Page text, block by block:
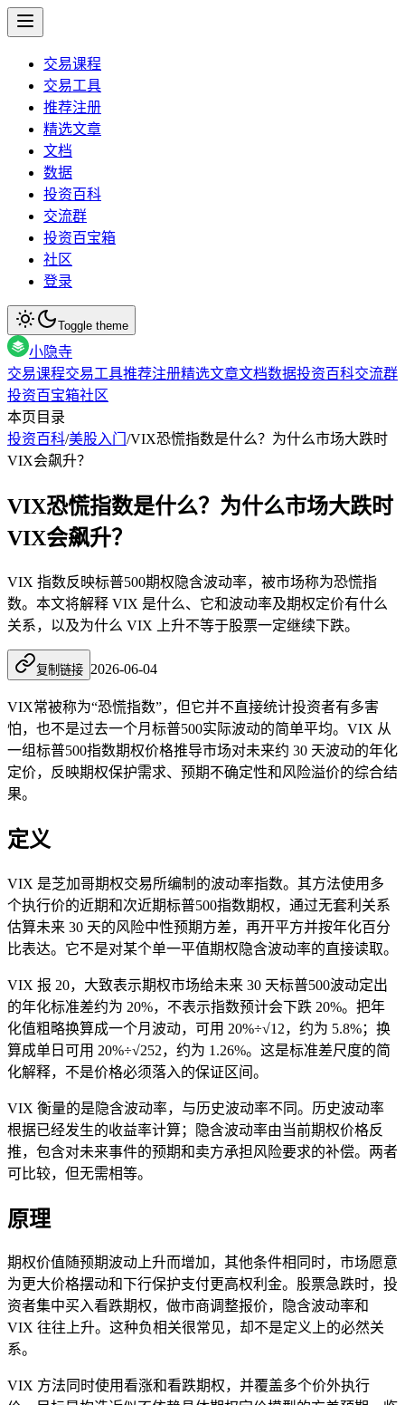
交易课程
交易工具
推荐注册
精选文章
文档
数据
投资百科
交流群
投资百宝箱
社区
登录
Toggle theme
小隐寺
交易课程交易工具推荐注册精选文章文档数据投资百科交流群
投资百宝箱社区
本页目录
投资百科/美股入门 /VIX恐慌指数是什么？为什么市场大跌时
VIX会飙升？
VIX恐慌指数是什么？为什么市场大跌时
VIX会飙升？
VIX 指数反映标普500期权隐含波动率，被市场称为恐慌指
数。本文将解释 VIX 是什么、它和波动率及期权定价有什么
关系，以及为什么 VIX 上升不等于股票一定继续下跌。
复制链接 2026-06-04
VIX常被称为“恐慌指数”，但它并不直接统计投资者有多害
怕，也不是过去一个月标普500实际波动的简单平均。VIX 从
一组标普500指数期权价格推导市场对未来约 30 天波动的年化
定价，反映期权保护需求、预期不确定性和风险溢价的综合结
果。
定义
VIX 是芝加哥期权交易所编制的波动率指数。其方法使用多
个执行价的近期和次近期标普500指数期权，通过无套利关系
估算未来 30 天的风险中性预期方差，再开平方并按年化百分
比表达。它不是对某个单一平值期权隐含波动率的直接读取。
VIX 报 20，大致表示期权市场给未来 30 天标普500波动定出
的年化标准差约为 20%，不表示指数预计会下跌 20%。把年
化值粗略换算成一个月波动，可用 20%÷√12，约为 5.8%；换
算成单日可用 20%÷√252，约为 1.26%。这是标准差尺度的简
化解释，不是价格必须落入的保证区间。
VIX 衡量的是隐含波动率，与历史波动率不同。历史波动率
根据已经发生的收益率计算；隐含波动率由当前期权价格反
推，包含对未来事件的预期和卖方承担风险要求的补偿。两者
可比较，但无需相等。
原理
期权价值随预期波动上升而增加，其他条件相同时，市场愿意
为更大价格摆动和下行保护支付更高权利金。股票急跌时，投
资者集中买入看跌期权，做市商调整报价，隐含波动率和
VIX 往往上升。这种负相关很常见，却不是定义上的必然关
系。
VIX 方法同时使用看涨和看跌期权，并覆盖多个价外执行